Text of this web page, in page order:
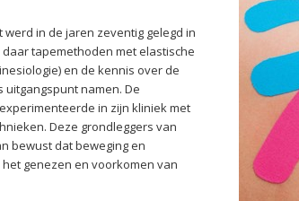
werd in de jaren zeventig gelegd in
tapemethoden met elastische
en de kennis over de
uitgangspunt namen. De
in zijn kliniek met
Deze grondleggers van
bewust dat beweging en
genezen en voorkomen van